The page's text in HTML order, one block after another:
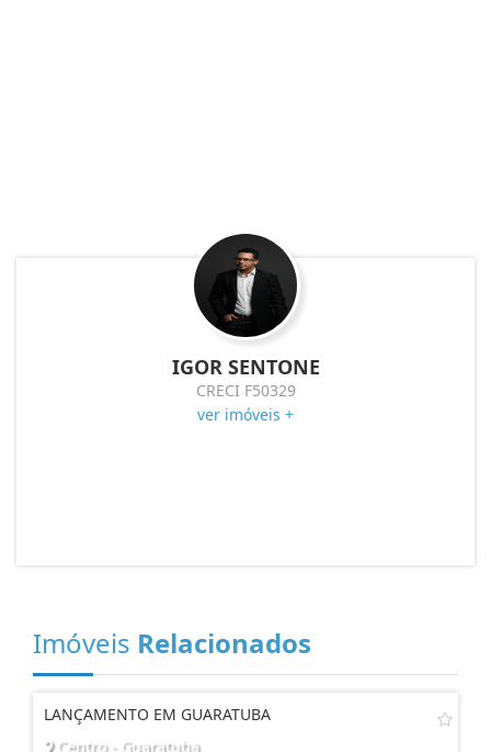
IGOR SENTONE
CRECI F50329
ver imóveis +
Imóveis Relacionados
LANÇAMENTO EM GUARATUBA
Centro - Guaratuba